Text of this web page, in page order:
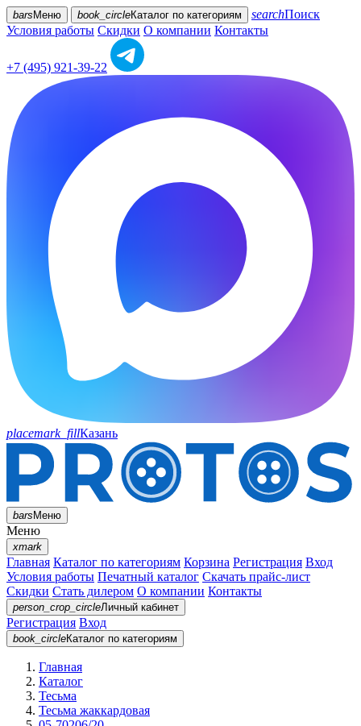
bars Меню book_circleКаталог по категориям searchПоиск
Условия работы Скидки О компании Контакты
+7 (495) 921-39-22
placemark_fillКазань
barsМеню
Меню
xmark
Главная Каталог по категориям Корзина Регистрация Вход
Условия работы Печатный каталог Скачать прайс-лист
Скидки Стать дилером О компании Контакты
person_crop_circleЛичный кабинет
Регистрация Вход
book_circleКаталог по категориям
Главная
Каталог
Тесьма
Тесьма жаккардовая